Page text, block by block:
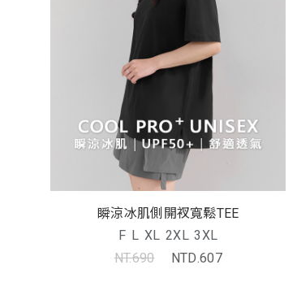
瞬涼冰肌側開衩寬鬆TEE
F L XL 2XL 3XL
NT.690
NTD.607